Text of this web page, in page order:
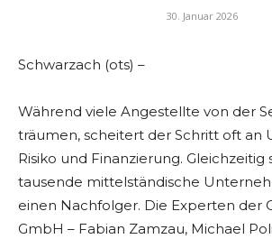
30. Januar 2026
Schwarzach (ots) –
Während viele Angestellte von der
träumen, scheitert der Schritt oft an
Risiko und Finanzierung. Gleichzeitig
tausende mittelständische
einen Nachfolger. Die Experten der
GmbH – Fabian Zamzau, Michael